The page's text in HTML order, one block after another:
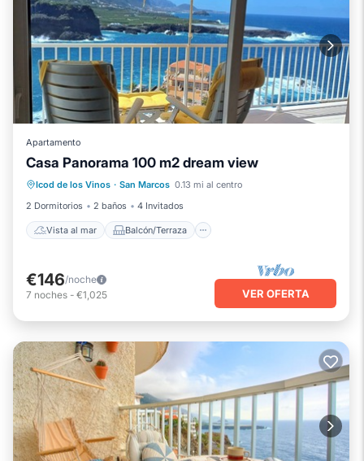
Apartamento
Casa Panorama 100 m2 dream view
Icod de los Vinos · San Marcos 0.13 mi al centro
2 Dormitorios
2 baños 4 Invitados
Vista al mar Balcón/Terraza
Vista al mar
Balcón/Terraza
Vistas
Cocina
€146/noche
7 noches - €1,025 VER OFERTA